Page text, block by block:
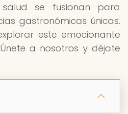
se fusionan para
gastronómicas únicas.
este emocionante
a nosotros y déjate